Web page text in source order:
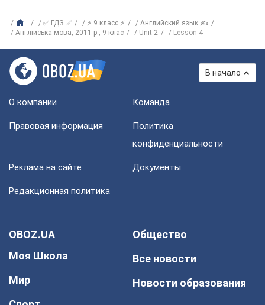
✅ ГДЗ ✅ ⚡ 9 класс ⚡
Английский язык ✍
Англійська мова, 2011 р., 9 клас
Unit 2 Lesson 4
В начало
О компании Команда
Правовая информация
Политика
конфиденциальности
Реклама на сайте Документы
Редакционная политика
OBOZ.UA
Моя Школа
Мир
Общество
Все новости
Новости образования